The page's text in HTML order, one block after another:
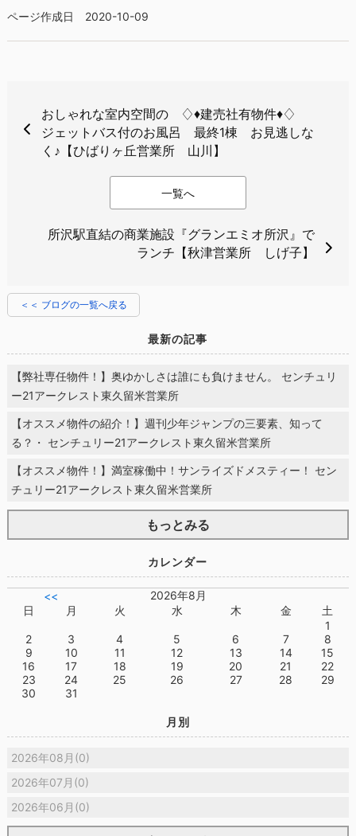
ページ作成日 2020-10-09
おしゃれな室内空間の ♢♦建売社有物件♦♢
ジェットバス付のお風呂 最終1棟 お見逃しな
く♪【ひばりヶ丘営業所 山川】
一覧へ
所沢駅直結の商業施設『グランエミオ所沢』で
ランチ【秋津営業所 しげ子】
＜＜ ブログの一覧へ戻る
最新の記事
【弊社専任物件！】奥ゆかしさは誰にも負けません。 センチュリ
ー21アークレスト東久留米営業所
【オススメ物件の紹介！】週刊少年ジャンプの三要素、知って
る？・ センチュリー21アークレスト東久留米営業所
【オススメ物件！】満室稼働中！サンライズドメスティー！ セン
チュリー21アークレスト東久留米営業所
もっとみる
カレンダー
<<
2026年8月
日
月 火 水 木 金
土
1
2
3 4 5 6 7
8
9
10 11 12 13 14
15
16
17 18 19 20 21
22
23
24 25 26 27 28
29
30
31
月別
2026年08月(0)
2026年07月(0)
2026年06月(0)